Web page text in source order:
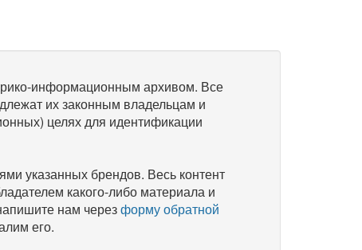
информационным архивом. Все
их законным владельцам и
целях для идентификации
указанных брендов. Весь контент
какого-либо материала и
нам черезформу обратной
его.